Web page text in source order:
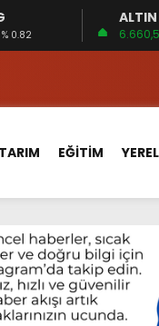
% 0.82
ALTIN
TARIM EĞİTİM